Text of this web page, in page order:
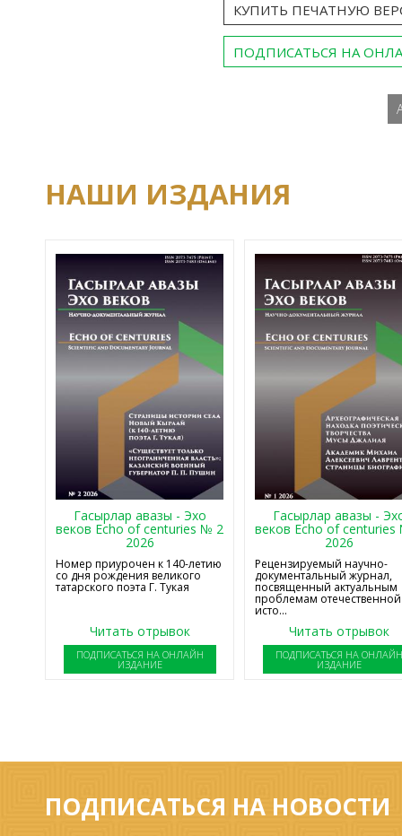
КУПИТЬ ПЕЧАТНУЮ
ПОДПИСАТЬСЯ НА
НАШИ ИЗДАНИЯ
Гасырлар авазы - Эхо
веков Echo of centuries № 2
2026
Номер приурочен к 140-летию
со дня рождения великого
татарского поэта Г. Тукая
Читать отрывок
ПОДПИСАТЬСЯ НА ОНЛАЙН
ИЗДАНИЕ
Гасырлар авазы -
веков Echo of
2026
Рецензируемый научно-
документальный журнал,
посвященный актуальным
проблемам отечественной
исто...
Читать отрывок
ПОДПИСАТЬСЯ НА
ИЗДАНИЕ
ПОДПИСАТЬСЯ НА НОВОСТИ